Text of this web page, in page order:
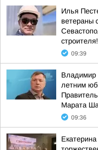
Илья
ветераны
строителя!
09:39
Владимир
летним
Марата
09:36